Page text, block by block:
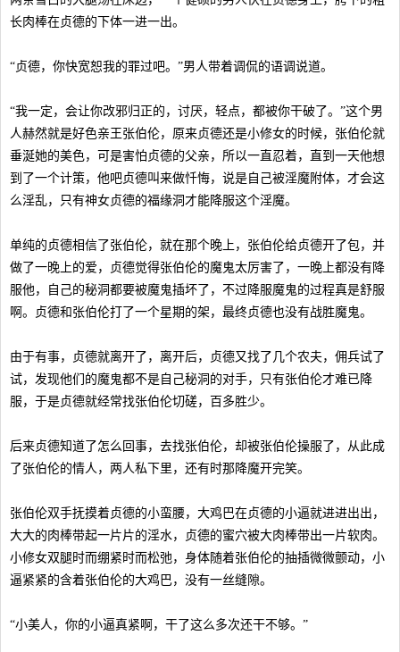
长肉棒在贞德的下体一进一出。
“贞德，你快宽恕我的罪过吧。”男人带着调侃的语调说道。
“我一定，会让你改邪归正的，讨厌，轻点，都被你干破了。”这个男
人赫然就是好色亲王张伯伦，原来贞德还是小修女的时候，张伯伦就
垂涎她的美色，可是害怕贞德的父亲，所以一直忍着，直到一天他想
到了一个计策，他吧贞德叫来做忏悔，说是自己被淫魔附体，才会这
么淫乱，只有神女贞德的福缘洞才能降服这个淫魔。
单纯的贞德相信了张伯伦，就在那个晚上，张伯伦给贞德开了包，并
做了一晚上的爱，贞德觉得张伯伦的魔鬼太厉害了，一晚上都没有降
服他，自己的秘洞都要被魔鬼插坏了，不过降服魔鬼的过程真是舒服
啊。贞德和张伯伦打了一个星期的架，最终贞德也没有战胜魔鬼。
由于有事，贞德就离开了，离开后，贞德又找了几个农夫，佣兵试了
试，发现他们的魔鬼都不是自己秘洞的对手，只有张伯伦才难已降
服，于是贞德就经常找张伯伦切磋，百多胜少。
后来贞德知道了怎么回事，去找张伯伦，却被张伯伦操服了，从此成
了张伯伦的情人，两人私下里，还有时那降魔开完笑。
张伯伦双手抚摸着贞德的小蛮腰，大鸡巴在贞德的小逼就进进出出，
大大的肉棒带起一片片的淫水，贞德的蜜穴被大肉棒带出一片软肉。
小修女双腿时而绷紧时而松弛，身体随着张伯伦的抽插微微颤动，小
逼紧紧的含着张伯伦的大鸡巴，没有一丝缝隙。
“小美人，你的小逼真紧啊，干了这么多次还干不够。”